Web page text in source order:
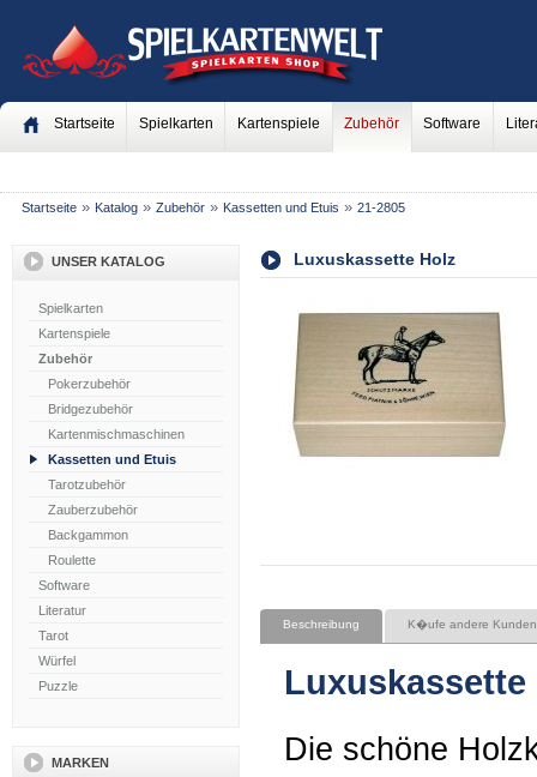
Startseite Spielkarten Kartenspiele Zubehör Software
Startseite » Katalog » Zubehör » Kassetten und Etuis » 21-2805
UNSER KATALOG
Spielkarten
Kartenspiele
Zubehör
Pokerzubehör
Bridgezubehör
Kartenmischmaschinen
Kassetten und Etuis
Tarotzubehör
Zauberzubehör
Backgammon
Roulette
Software
Literatur
Tarot
Würfel
Puzzle
MARKEN
Luxuskassette Holz
Beschreibung K�ufe andere Kunden
Luxuskassette
Die schöne